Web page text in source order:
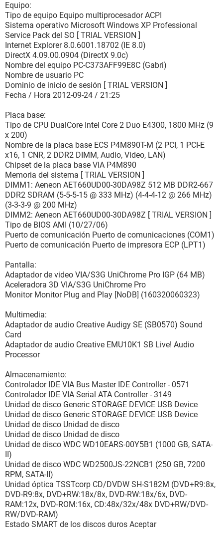
Equipo:
Tipo de equipo Equipo multiprocesador ACPI
Sistema operativo Microsoft Windows XP Professional
Service Pack del SO [ TRIAL VERSION ]
Internet Explorer 8.0.6001.18702 (IE 8.0)
DirectX 4.09.00.0904 (DirectX 9.0c)
Nombre del equipo PC-C373AFF99E8C (Gabri)
Nombre de usuario PC
Dominio de inicio de sesión [ TRIAL VERSION ]
Fecha / Hora 2012-09-24 / 21:25
Placa base:
Tipo de CPU DualCore Intel Core 2 Duo E4300, 1800 MHz (9
x 200)
Nombre de la placa base ECS P4M890T-M (2 PCI, 1 PCI-E
x16, 1 CNR, 2 DDR2 DIMM, Audio, Video, LAN)
Chipset de la placa base VIA P4M890
Memoria del sistema [ TRIAL VERSION ]
DIMM1: Aeneon AET660UD00-30DA98Z 512 MB DDR2-667
DDR2 SDRAM (5-5-5-15 @ 333 MHz) (4-4-4-12 @ 266 MHz)
(3-3-3-9 @ 200 MHz)
DIMM2: Aeneon AET660UD00-30DA98Z [ TRIAL VERSION ]
Tipo de BIOS AMI (10/27/06)
Puerto de comunicación Puerto de comunicaciones (COM1)
Puerto de comunicación Puerto de impresora ECP (LPT1)
Pantalla:
Adaptador de video VIA/S3G UniChrome Pro IGP (64 MB)
Aceleradora 3D VIA/S3G UniChrome Pro
Monitor Monitor Plug and Play [NoDB] (160320060323)
Multimedia:
Adaptador de audio Creative Audigy SE (SB0570) Sound
Card
Adaptador de audio Creative EMU10K1 SB Live! Audio
Processor
Almacenamiento:
Controlador IDE VIA Bus Master IDE Controller - 0571
Controlador IDE VIA Serial ATA Controller - 3149
Unidad de disco Generic STORAGE DEVICE USB Device
Unidad de disco Generic STORAGE DEVICE USB Device
Unidad de disco Unidad de disco
Unidad de disco Unidad de disco
Unidad de disco WDC WD10EARS-00Y5B1 (1000 GB, SATA-
II)
Unidad de disco WDC WD2500JS-22NCB1 (250 GB, 7200
RPM, SATA-II)
Unidad óptica TSSTcorp CD/DVDW SH-S182M (DVD+R9:8x,
DVD-R9:8x, DVD+RW:18x/8x, DVD-RW:18x/6x, DVD-
RAM:12x, DVD-ROM:16x, CD:48x/32x/48x DVD+RW/DVD-
RW/DVD-RAM)
Estado SMART de los discos duros Aceptar